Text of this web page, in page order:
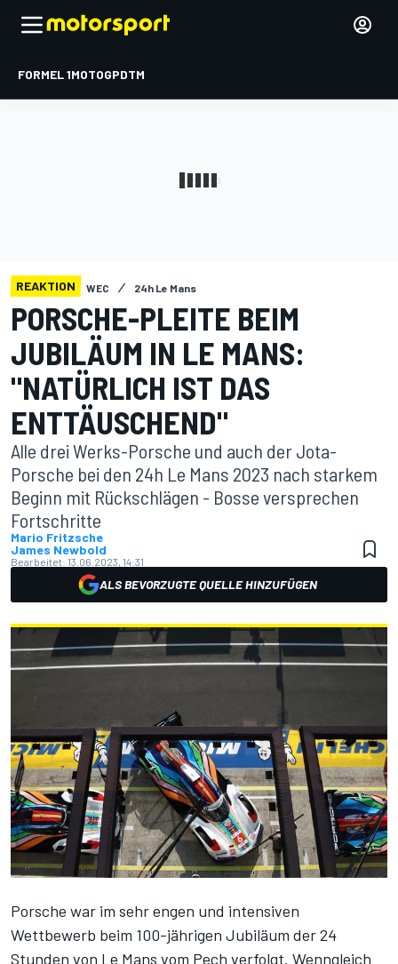
FORMEL 1MOTOGPDTM
REAKTION WEC 24h Le Mans
PORSCHE-PLEITE BEIM
JUBILÄUM IN LE MANS:
"NATÜRLICH IST DAS
ENTTÄUSCHEND"
Alle drei Werks-Porsche und auch der Jota-
Porsche bei den 24h Le Mans 2023 nach starkem
Beginn mit Rückschlägen - Bosse versprechen
Fortschritte
Mario Fritzsche
James Newbold
Bearbeitet: 13.06.2023, 14:31
ALS BEVORZUGTE QUELLE HINZUFÜGEN
Porsche war im sehr engen und intensiven
Wettbewerb beim 100-jährigen Jubiläum der 24
Stunden von Le Mans vom Pech verfolgt. Wenngleich